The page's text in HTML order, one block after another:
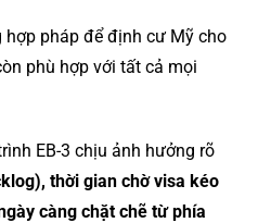
hợp pháp để định cư Mỹ cho
phù hợp với tất cả mọi
EB-3 chịu ảnh hưởng rõ
thời gian chờ visa kéo
càng chặt chẽ từ phía